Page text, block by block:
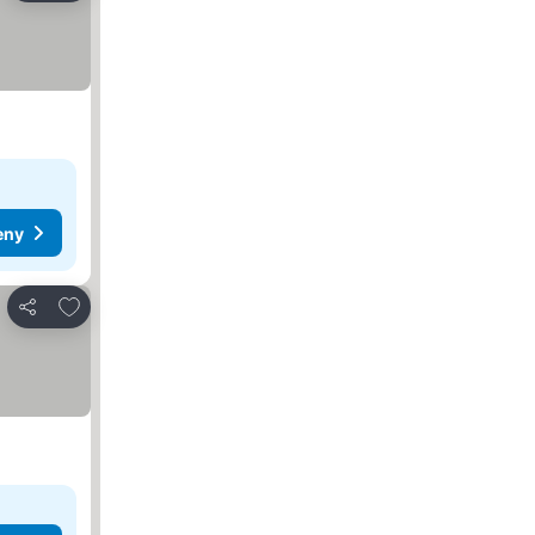
Sdílet
Přidat na seznam oblíbených hotelů